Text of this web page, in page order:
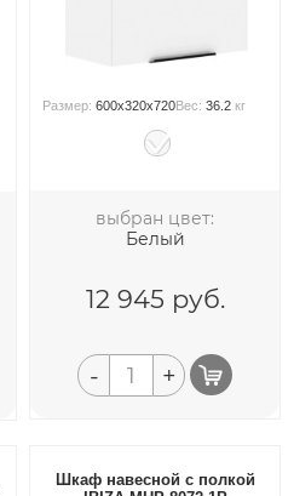
Размер:600x320x720Вес:36.2 кг
выбран цвет:
Белый
12 945 руб.
- +
Шкаф навесной с полкой